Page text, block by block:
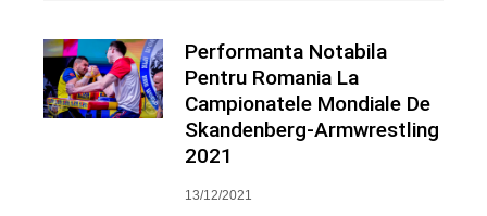
Performanta Notabila
Pentru Romania La
Campionatele Mondiale De
Skandenberg-Armwrestling
2021
13/12/2021